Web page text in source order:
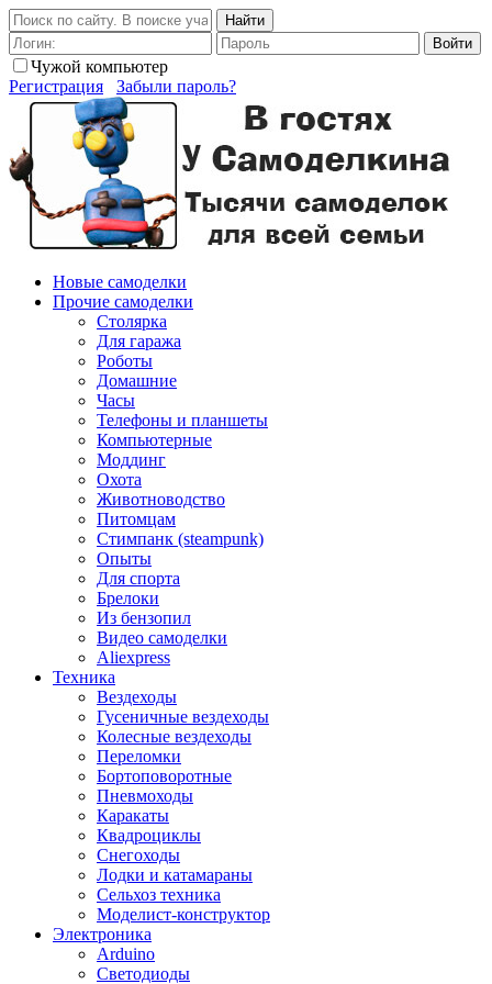
Найти
Войти
Чужой компьютер
Регистрация
Забыли пароль?
Новые самоделки
Прочие самоделки
Столярка
Для гаража
Роботы
Домашние
Часы
Телефоны и планшеты
Компьютерные
Моддинг
Охота
Животноводство
Питомцам
Стимпанк (steampunk)
Опыты
Для спорта
Брелоки
Из бензопил
Видео самоделки
Aliexpress
Техника
Вездеходы
Гусеничные вездеходы
Колесные вездеходы
Переломки
Бортоповоротные
Пневмоходы
Каракаты
Квадроциклы
Снегоходы
Лодки и катамараны
Сельхоз техника
Моделист-конструктор
Электроника
Arduino
Светодиоды